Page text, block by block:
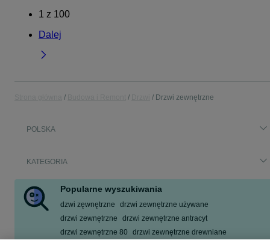
1 z 100
Dalej
Drzwi zewnętrzne
POLSKA
KATEGORIA
Popularne wyszukiwania
dzwi zęwnętrzne
drzwi zewnętrzne używane
drzwi zewnętrzne
drzwi zewnętrzne antracyt
drzwi zewnętrzne 80
drzwi zewnętrzne drewniane